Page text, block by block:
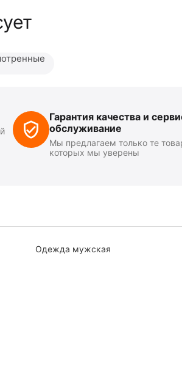
Гарантия качества и
обслуживание
Мы предлагаем только те
которых мы уверены
Одежда мужская